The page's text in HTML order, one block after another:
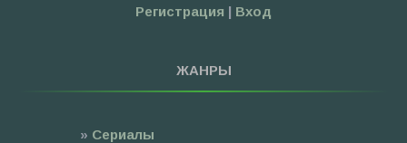
Регистрация | Вход
ЖАНРЫ
» Сериалы